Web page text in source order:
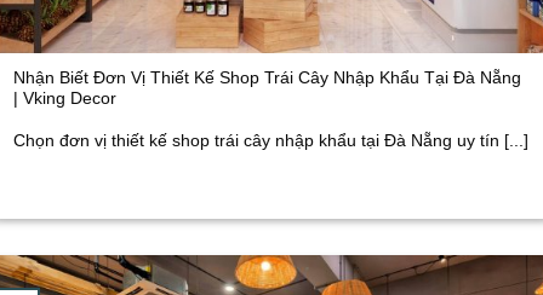
Nhận Biết Đơn Vị Thiết Kế Shop Trái Cây Nhập Khẩu Tại Đà Nẵng
| Vking Decor
Chọn đơn vị thiết kế shop trái cây nhập khẩu tại Đà Nẵng uy tín [...]